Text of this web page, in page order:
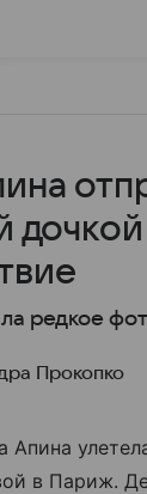
дочкой
редкое
Прокопко
Апина
в Париж.